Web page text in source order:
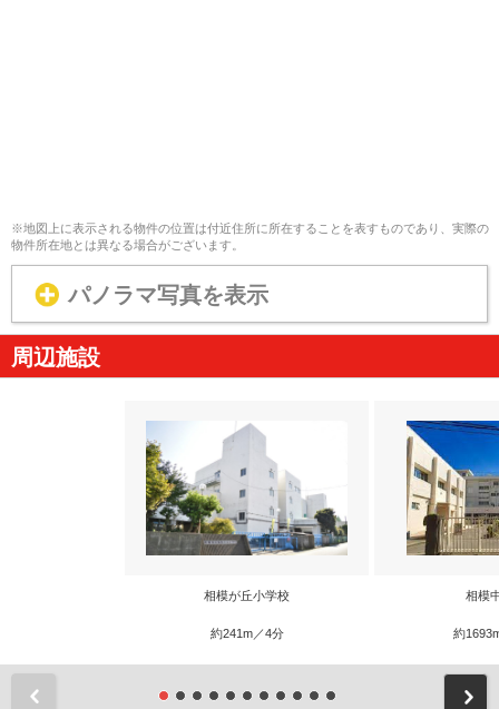
※地図上に表示される物件の位置は付近住所に所在することを表すものであり、実際の
物件所在地とは異なる場合がございます。
パノラマ写真を表示
周辺施設
相模が丘小学校
約241m／4分
相模
約